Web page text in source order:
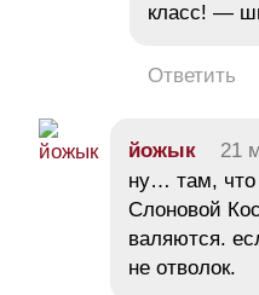
класс! —
Ответить
йожык 21
ну… там, что
Слоновой
валяются.
не отволок.